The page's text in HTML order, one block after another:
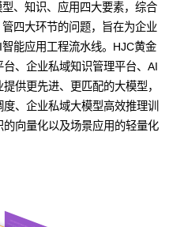
、知识、应用四大要素，综合
四大环节的问题，旨在为企业
能应用工程流水线。HJC黄金
、企业私域知识管理平台、AI
供更先进、更匹配的大模型，
、企业私域大模型高效推理训
向量化以及场景应用的轻量化